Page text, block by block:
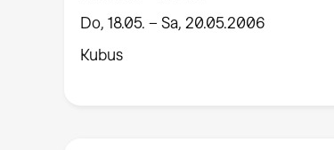
Do, 18.05. – Sa, 20.05.2006
Kubus